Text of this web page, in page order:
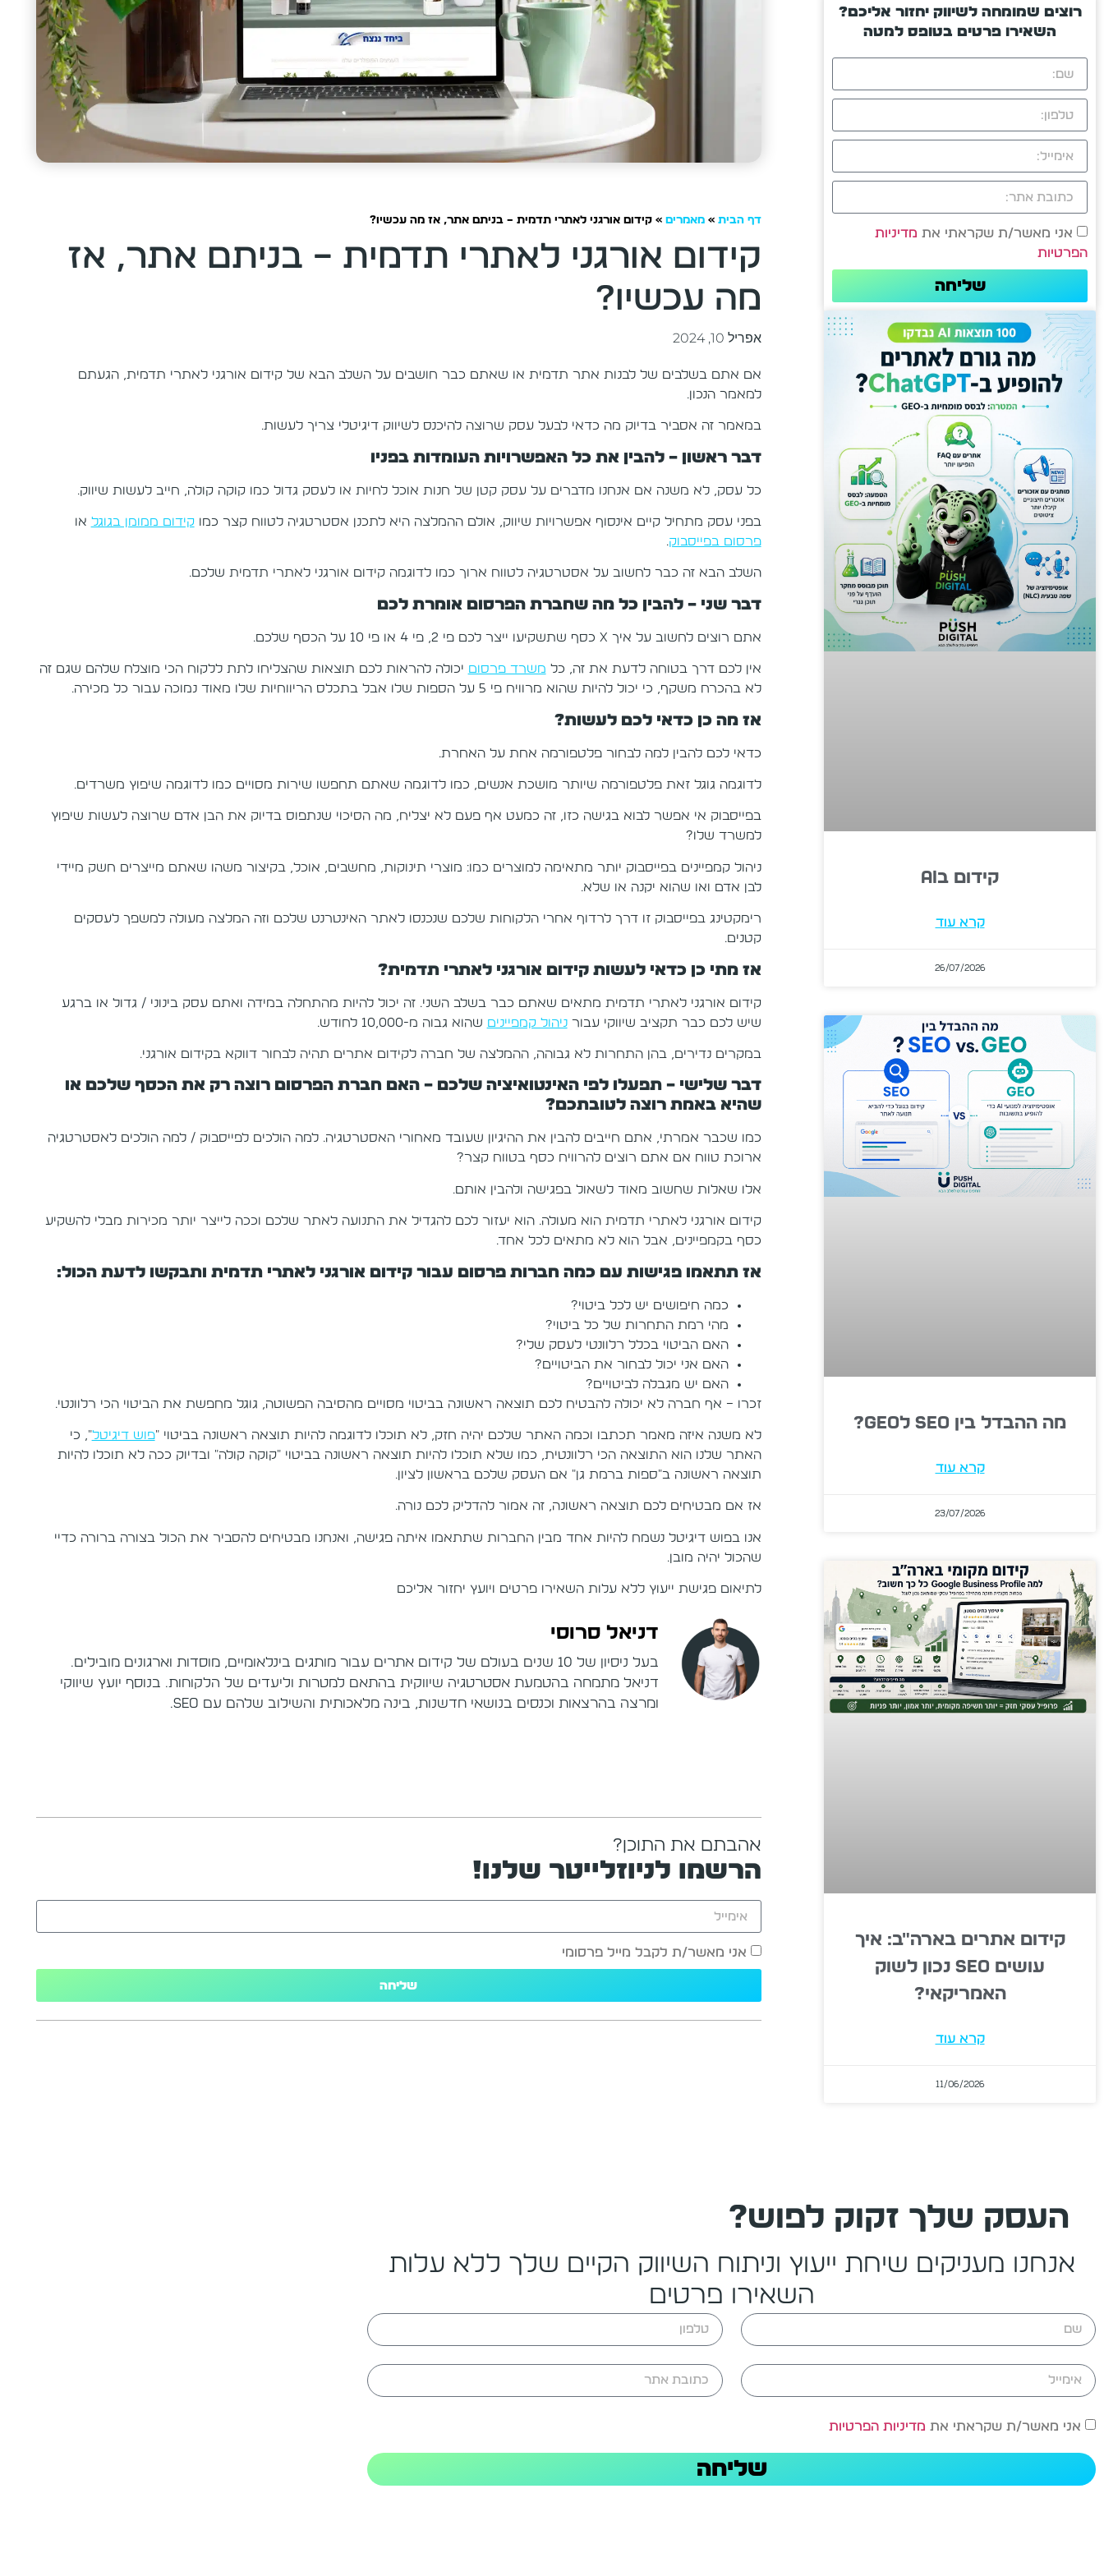
רוצים שמומחה לשיווק יחזור אליכם?
השאירו פרטים בטופס למטה
אני מאשר/ת שקראתי את מדיניות
הפרטיות
שליחה
קידום בAI
קרא עוד
26/07/2026
מה ההבדל בין SEO לGEO?
קרא עוד
23/07/2026
קידום אתרים בארה"ב: איך
עושים SEO נכון לשוק
האמריקאי?
קרא עוד
11/06/2026
דף הבית »מאמרים »קידום אורגני לאתרי תדמית – בניתם אתר, אז מה עכשיו?
קידום אורגני לאתרי תדמית – בניתם אתר, אז
מה עכשיו?
אפריל 10, 2024
אם אתם בשלבים של לבנות אתר תדמית או שאתם כבר חושבים על השלב הבא של קידום אורגני לאתרי תדמית, הגעתם
למאמר הנכון.
במאמר זה אסביר בדיוק מה כדאי לבעל עסק שרוצה להיכנס לשיווק דיגיטלי צריך לעשות.
דבר ראשון – להבין את כל האפשרויות העומדות בפניו
כל עסק, לא משנה אם אנחנו מדברים על עסק קטן של חנות אוכל לחיות או לעסק גדול כמו קוקה קולה, חייב לעשות שיווק.
בפני עסק מתחיל קיים אינסוף אפשרויות שיווק, אולם ההמלצה היא לתכנן אסטרטגיה לטווח קצר כמוקידום ממומן בגוגל או
פרסום בפייסבוק.
השלב הבא זה כבר לחשוב על אסטרטגיה לטווח ארוך כמו לדוגמה קידום אורגני לאתרי תדמית שלכם.
דבר שני – להבין כל מה שחברת הפרסום אומרת לכם
אתם רוצים לחשוב על איך X כסף שתשקיעו ייצר לכם פי 2, פי 4 או פי 10 על הכסף שלכם.
אין לכם דרך בטוחה לדעת את זה, כל משרד פרסום יכולה להראות לכם תוצאות שהצליחו לתת ללקוח הכי מוצלח שלהם שגם זה
לא בהכרח משקף, כי יכול להיות שהוא מרוויח פי 5 על הספות שלו אבל בתכלס הריווחיות שלו מאוד נמוכה עבור כל מכירה.
אז מה כן כדאי לכם לעשות?
כדאי לכם להבין למה לבחור פלטפורמה אחת על האחרת.
לדוגמה גוגל זאת פלטפורמה שיותר מושכת אנשים, כמו לדוגמה שאתם תחפשו שירות מסויים כמו לדוגמה שיפוץ משרדים.
בפייסבוק אי אפשר לבוא בגישה כזו, זה כמעט אף פעם לא יצליח, מה הסיכוי שנתפוס בדיוק את הבן אדם שרוצה לעשות שיפוץ
למשרד שלו?
ניהול קמפיינים בפייסבוק יותר מתאימה למוצרים כמו: מוצרי תינוקות, מחשבים, אוכל, בקיצור משהו שאתם מייצרים חשק מיידי
לבן אדם ואו שהוא יקנה או שלא.
רימקטינג בפייסבוק זו דרך לרדוף אחרי הלקוחות שלכם שנכנסו לאתר האינטרנט שלכם וזה המלצה מעולה למשפך לעסקים
קטנים.
אז מתי כן כדאי לעשות קידום אורגני לאתרי תדמית?
קידום אורגני לאתרי תדמית מתאים שאתם כבר בשלב השני. זה יכול להיות מהתחלה במידה ואתם עסק בינוני / גדול או ברגע
שיש לכם כבר תקציב שיווקי עבורניהול קמפיינים שהוא גבוה מ-10,000 לחודש.
במקרים נדירים, בהן התחרות לא גבוהה, ההמלצה של חברה לקידום אתרים תהיה לבחור דווקא בקידום אורגני.
דבר שלישי – תפעלו לפי האינטואיציה שלכם – האם חברת הפרסום רוצה רק את הכסף שלכם או
שהיא באמת רוצה לטובתכם?
כמו שכבר אמרתי, אתם חייבים להבין את ההיגיון שעובד מאחורי האסטרטגיה. למה הולכים לפייסבוק / למה הולכים לאסטרטגיה
ארוכת טווח אם אתם רוצים להרוויח כסף בטווח קצר?
אלו שאלות שחשוב מאוד לשאול בפגישה ולהבין אותם.
קידום אורגני לאתרי תדמית הוא מעולה. הוא יעזור לכם להגדיל את התנועה לאתר שלכם וככה לייצר יותר מכירות מבלי להשקיע
כסף בקמפיינים, אבל הוא לא מתאים לכל אחד.
אז תתאמו פגישות עם כמה חברות פרסום עבור קידום אורגני לאתרי תדמית ותבקשו לדעת הכול:
כמה חיפושים יש לכל ביטוי?
מהי רמת התחרות של כל ביטוי?
האם הביטוי בכלל רלוונטי לעסק שלי?
האם אני יכול לבחור את הביטויים?
האם יש מגבלה לביטויים?
זכרו – אף חברה לא יכולה להבטיח לכם תוצאה ראשונה בביטוי מסויים מהסיבה הפשוטה, גוגל מחפשת את הביטוי הכי רלוונטי.
לא משנה איזה מאמר תכתבו וכמה האתר שלכם יהיה חזק, לא תוכלו לדוגמה להיות תוצאה ראשונה בביטוי "פוש דיגיטל", כי
האתר שלנו הוא התוצאה הכי רלוונטית, כמו שלא תוכלו להיות תוצאה ראשונה בביטוי "קוקה קולה" ובדיוק ככה לא תוכלו להיות
תוצאה ראשונה ב"ספות ברמת גן" אם העסק שלכם בראשון לציון.
אז אם מבטיחים לכם תוצאה ראשונה, זה אמור להדליק לכם נורה.
אנו בפוש דיגיטל נשמח להיות אחד מבין החברות שתתאמו איתה פגישה, ואנחנו מבטיחים להסביר את הכול בצורה ברורה כדיי
שהכול יהיה מובן.
לתיאום פגישת ייעוץ ללא עלות השאירו פרטים ויועץ יחזור אליכם
דניאל סרוסי
בעל ניסיון של 10 שנים בעולם של קידום אתרים עבור מותגים בינלאומיים, מוסדות וארגונים מובילים.
דניאל מתמחה בהטמעת אסטרטגיה שיווקית בהתאם למטרות וליעדים של הלקוחות. בנוסף יועץ שיווקי
ומרצה בהרצאות וכנסים בנושאי חדשנות, בינה מלאכותית והשילוב שלהם עם SEO.
אהבתם את התוכן?
הרשמו לניוזלייטר שלנו!
אני מאשר/ת לקבל מייל פרסומי
שליחה
העסק שלך זקוק לפוש?
אנחנו מעניקים שיחת ייעוץ וניתוח השיווק הקיים שלך ללא עלות
השאירו פרטים
אני מאשר/ת שקראתי את מדיניות הפרטיות
שליחה